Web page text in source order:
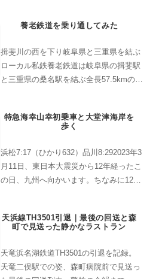
増えてくる時間帯です。と、いうところ
養老鉄道を乗り通してみた
揖斐川の西を下り岐阜県と三重県を結ぶ
ローカル私鉄養老鉄道は岐阜県の揖斐駅
と三重県の桑名駅を結ぶ全長57.5kmの路
かつては近鉄が所有する路線→養老鉄道
特急海幸山幸初乗車と大堂津海岸を
歩く
浜松7:17（ひかり632）品川8:292023年3
月11日、東日本大震災から12年経ったこ
の日、九州へ向かいます。ちなみに12年
航空券を利用するのですが、朝一番の飛
天浜線TH3501引退｜最後の回送と森
町で見送った静かなラストラン
天竜浜名湖鉄道TH3501の引退を記録。
天竜二俣駅での姿、森町病院前で見送っ